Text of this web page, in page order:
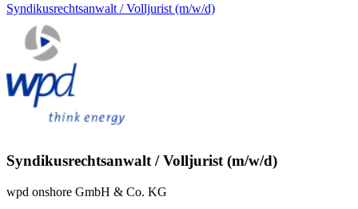
Syndikusrechtsanwalt / Volljurist (m/w/d)
Syndikusrechtsanwalt / Volljurist (m/w/d)
wpd onshore GmbH & Co. KG